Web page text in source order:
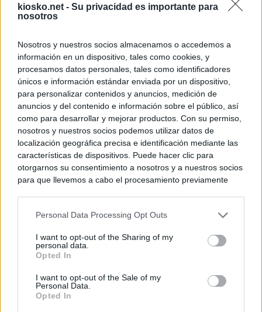
kiosko.net - Su privacidad es importante para
nosotros
Nosotros y nuestros socios almacenamos o accedemos a
información en un dispositivo, tales como cookies, y
procesamos datos personales, tales como identificadores
únicos e información estándar enviada por un dispositivo,
para personalizar contenidos y anuncios, medición de
anuncios y del contenido e información sobre el público, así
como para desarrollar y mejorar productos. Con su permiso,
nosotros y nuestros socios podemos utilizar datos de
localización geográfica precisa e identificación mediante las
características de dispositivos. Puede hacer clic para
otorgarnos su consentimiento a nosotros y a nuestros socios
para que llevemos a cabo el procesamiento previamente
negar su consentimiento. Tenga en cuenta que algún
de su consentimiento, pero usted tiene el derecho de
rechazar tal procesamiento. Sus preferencias se aplicarán
cualquier momento entrando de nuevo en este sitio web o
visitando nuestra política de privacidad.
Personal Data Processing Opt Outs
I want to opt-out of the Sharing of my
personal data.
Opted In
I want to opt-out of the Sale of my
Personal Data.
Opted In